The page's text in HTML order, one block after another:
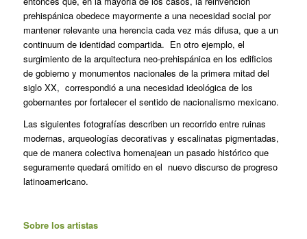
prehispánica obedece mayormente a una necesidad social por
mantener relevante una herencia cada vez más difusa, que a un
continuum de identidad compartida. En otro ejemplo, el
surgimiento de la arquitectura neo-prehispánica en los edificios
de gobierno y monumentos nacionales de la primera mitad del
siglo XX, correspondió a una necesidad ideológica de los
gobernantes por fortalecer el sentido de nacionalismo mexicano.
Las siguientes fotografías describen un recorrido entre ruinas
modernas, arqueologías decorativas y escalinatas pigmentadas,
que de manera colectiva homenajean un pasado histórico que
seguramente quedará omitido en el nuevo discurso de progreso
latinoamericano.
Sobre los artistas